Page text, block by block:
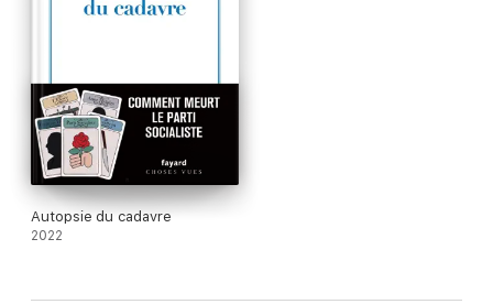
Autopsie du cadavre
2022